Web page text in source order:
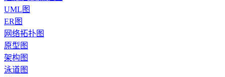
UML图
ER图
网络拓扑图
原型图
架构图
泳道图